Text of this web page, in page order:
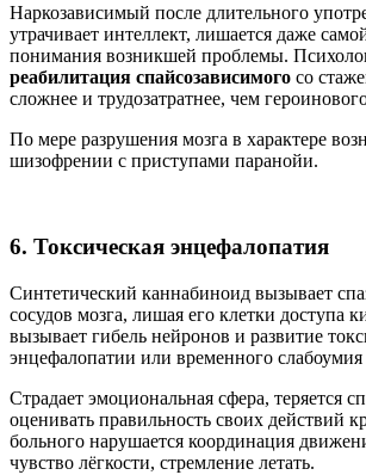
Наркозависимый после длительного
утрачивает интеллект, лишается даже
понимания возникшей проблемы.
реабилитация спайсозависимого со
сложнее и трудозатратнее, чем
По мере разрушения мозга в характере
шизофрении с приступами паранойи.
6. Токсическая энцефалопатия
Синтетический каннабиноид вызывает
сосудов мозга, лишая его клетки доступа
вызывает гибель нейронов и развитие
энцефалопатии или временного слабоумия
Страдает эмоциональная сфера, теряется
оценивать правильность своих действий
больного нарушается координация
чувство лёгкости, стремление летать.